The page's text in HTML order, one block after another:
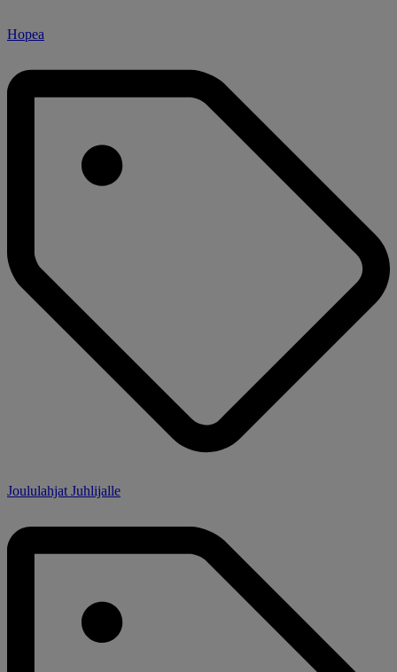
Hopea
Joululahjat Juhlijalle